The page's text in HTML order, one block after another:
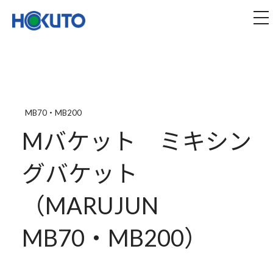
MB70・MB200
Mバケット ミキシン
グバケット
（MARUJUN
MB70・MB200）